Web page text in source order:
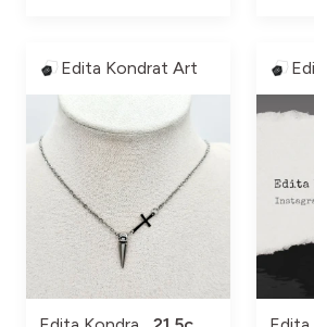
Edita Kondrat Art